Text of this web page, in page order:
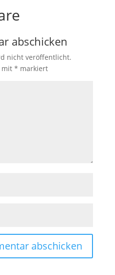
abschicken
nicht veröffentlicht.
mit * markiert
abschicken